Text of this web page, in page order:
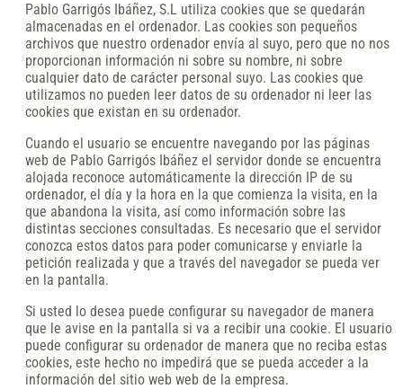
Pablo Garrigós Ibáñez, S.L utiliza cookies que se quedarán
almacenadas en el ordenador. Las cookies son pequeños
archivos que nuestro ordenador envía al suyo, pero que no nos
proporcionan información ni sobre su nombre, ni sobre
cualquier dato de carácter personal suyo. Las cookies que
utilizamos no pueden leer datos de su ordenador ni leer las
cookies que existan en su ordenador.
Cuando el usuario se encuentre navegando por las páginas
web de Pablo Garrigós Ibáñez el servidor donde se encuentra
alojada reconoce automáticamente la dirección IP de su
ordenador, el día y la hora en la que comienza la visita, en la
que abandona la visita, así como información sobre las
distintas secciones consultadas. Es necesario que el servidor
conozca estos datos para poder comunicarse y enviarle la
petición realizada y que a través del navegador se pueda ver
en la pantalla.
Si usted lo desea puede configurar su navegador de manera
que le avise en la pantalla si va a recibir una cookie. El usuario
puede configurar su ordenador de manera que no reciba estas
cookies, este hecho no impedirá que se pueda acceder a la
información del sitio web web de la empresa.